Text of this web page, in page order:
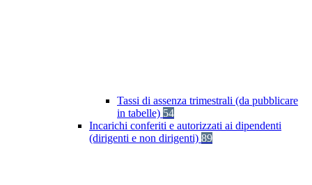
Tassi di assenza trimestrali (da pubblicare
in tabelle) 54
Incarichi conferiti e autorizzati ai dipendenti
(dirigenti e non dirigenti) 89